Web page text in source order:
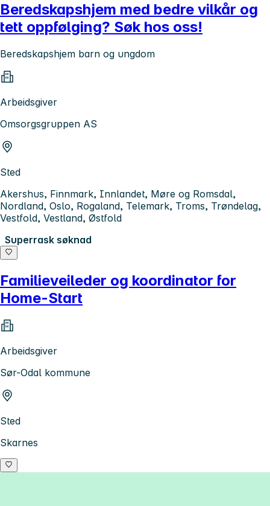
Beredskapshjem med bedre vilkår og
tett oppfølging? Søk hos oss!
Beredskapshjem barn og ungdom
Arbeidsgiver
Omsorgsgruppen AS
Sted
Akershus, Finnmark, Innlandet, Møre og Romsdal,
Nordland, Oslo, Rogaland, Telemark, Troms, Trøndelag,
Vestfold, Vestland, Østfold
Superrask søknad
Familieveileder og koordinator for
Home-Start
Arbeidsgiver
Sør-Odal kommune
Sted
Skarnes